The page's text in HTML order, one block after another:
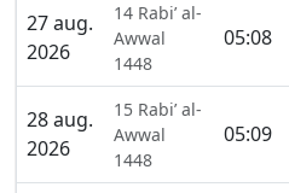
27 aug.
2026
14 Rabi’ al-
Awwal
1448
05:08
28 aug.
2026
15 Rabi’ al-
Awwal
1448
05:09